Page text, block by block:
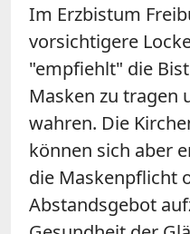
Im Erzbistum
vorsichtigere
"empfiehlt" die
Masken zu tragen
wahren. Die
können sich aber
die Maskenpflicht
Abstandsgebot